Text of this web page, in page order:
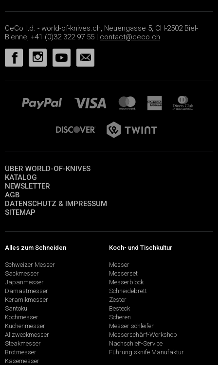
CeCo ltd. - world-of-knives.ch, Neuengasse 5, CH-2502 Biel-
Bienne, +41 (0)32 322 97 55 | contact@ceco.ch
ÜBER WORLD-OF-KNIVES
KATALOG
NEWSLETTER
AGB
DATENSCHUTZ & IMPRESSUM
SITEMAP
Alles zum Schneiden
Schweizer Messer
Sackmesser
Japanmesser
Damastmesser
Keramikmesser
Santoku
Kochmesser
Küchenmesser
Allzweckmesser
Steakmesser
Brotmesser
Käsemesser
Koch- und Tischkultur
Messer
Messerset
Messerblock
Schneidebrett
Zester
Besteck
Scheren
Messer schleifen
Messerschärf-Workshop
Nachschleif-Service
Führung sknife Manufaktur